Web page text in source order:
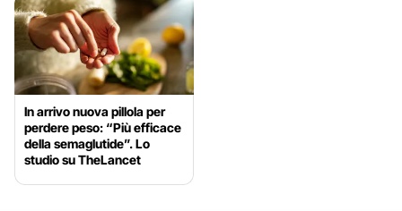
In arrivo nuova pillola per
perdere peso: “Più efficace
della semaglutide”. Lo
studio su TheLancet